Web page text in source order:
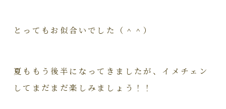
とってもお似合いでした（＾＾）
夏ももう後半になってきましたが、イメチェン
してまだまだ楽しみましょう！！